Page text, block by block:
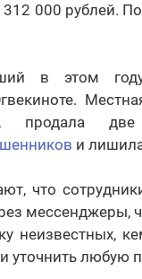
000 рублей.
в этом
продала
и
что
неизвестных,
уточнить любую